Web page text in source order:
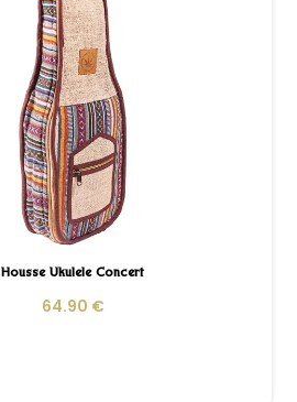
Housse Ukulele Concert
64.90 €